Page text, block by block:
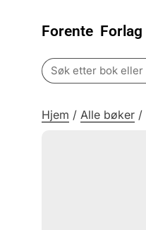
Forente Forlag
Search
for:
Hjem / Alle bøker /